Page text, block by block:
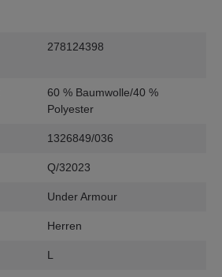
278124398
60 % Baumwolle/40 %
Polyester
1326849/036
Q/32023
Under Armour
Herren
L